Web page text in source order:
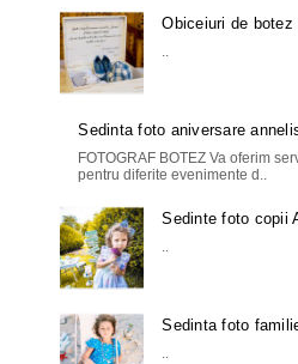
Obiceiuri de
..
Sedinta foto aniversare
FOTOGRAF BOTEZ Va oferim
pentru diferite evenimente d..
Sedinte foto copii
..
Sedinta foto
..